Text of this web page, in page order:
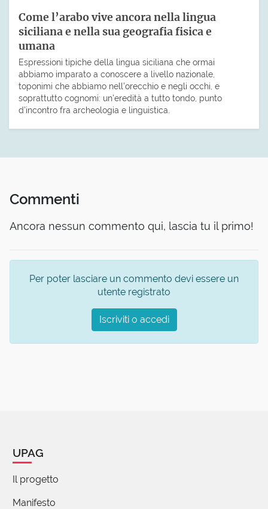
Come l’arabo vive ancora nella lingua
siciliana e nella sua geografia fisica e
umana
Espressioni tipiche della lingua siciliana che ormai
abbiamo imparato a conoscere a livello nazionale,
toponimi che abbiamo nell’orecchio e negli occhi, e
soprattutto cognomi: un’eredità a tutto tondo, punto
d’incontro fra archeologia e linguistica.
Commenti
Ancora nessun commento qui, lascia tu il primo!
Per poter lasciare un commento devi essere un
utente registrato
Iscriviti o accedi
UPAG
Il progetto
Manifesto